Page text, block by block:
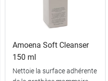
Amoena Soft Cleanser
150 ml
Nettoie la surface adhérente